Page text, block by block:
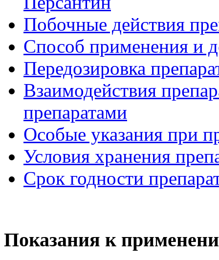
Побочные действия
Способ применения и
Передозировка
Взаимодействия
препаратами
Особые указания при
Условия хранения
Срок годности
Показания к